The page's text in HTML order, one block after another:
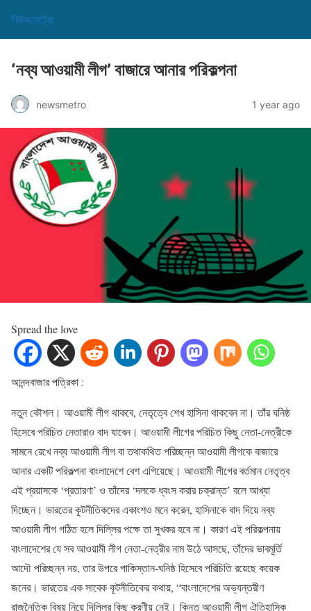
নিউজমেট্রো
‘নব্য আওয়ামী লীগ’ বাজারে আনার পরিকল্পনা
newsmetro 1 year ago
Spread the love
আনন্দবাজার পত্রিকা :
নতুন কৌশল। আওয়ামী লীগ থাকবে, নেতৃত্বে শেখ হাসিনা থাকবেন না। তাঁর ঘনিষ্ঠ
হিসেবে পরিচিত নেতারাও বাদ যাবেন। আওয়ামী লীগের পরিচিত কিছু নেতা-নেত্রীকে
সামনে রেখে নব্য আওয়ামী লীগ বা তথাকথিত পরিচ্ছন্ন আওয়ামী লীগকে বাজারে
আনার একটি পরিকল্পনা বাংলাদেশে বেশ এগিয়েছে। আওয়ামী লীগের বর্তমান নেতৃত্ব
এই প্রয়াসকে ‘প্রতারণা’ ও তাঁদের ‘দলকে ধ্বংস করার চক্রান্ত’ বলে আখ্যা
দিচ্ছেন। ভারতের কূটনীতিকদের একাংশও মনে করেন, হাসিনাকে বাদ দিয়ে নব্য
আওয়ামী লীগ গঠিত হলে দিল্লির পক্ষে তা সুখকর হবে না। কারণ এই পরিকল্পনায়
বাংলাদেশের যে সব আওয়ামী লীগ নেতা-নেত্রীর নাম উঠে আসছে, তাঁদের ভাবমূর্তি
আদৌ পরিচ্ছন্ন নয়, তার উপরে পাকিস্তান-ঘনিষ্ঠ হিসেবে পরিচিতি রয়েছে কয়‌েক
জনের। ভারতের এক সাবেক কূটনীতিকের কথায়, “বাংলাদেশের অভ্যন্তরীণ
রাজনৈতিক বিষয় নিয়ে দিল্লির কিছু করণীয় নেই। কিন্তু আওয়ামী লীগ ঐতিহাসিক